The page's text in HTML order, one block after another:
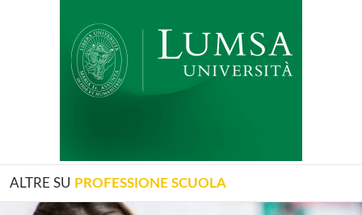
ALTRE SU PROFESSIONE SCUOLA